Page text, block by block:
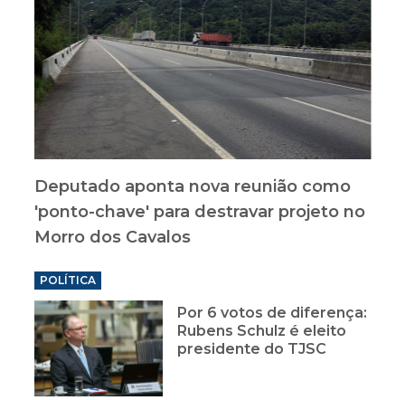
Deputado aponta nova reunião como
'ponto-chave' para destravar projeto no
Morro dos Cavalos
POLÍTICA
Por 6 votos de diferença:
Rubens Schulz é eleito
presidente do TJSC